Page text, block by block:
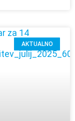
AKTUALNO